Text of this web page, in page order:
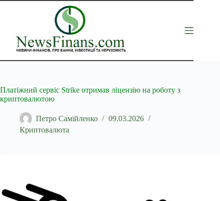
Перейти
Платіжний сервіс Strike отримав ліцензію на роботу з
криптовалютою
Петро Самійленко
09.03.2026
Криптовалюта